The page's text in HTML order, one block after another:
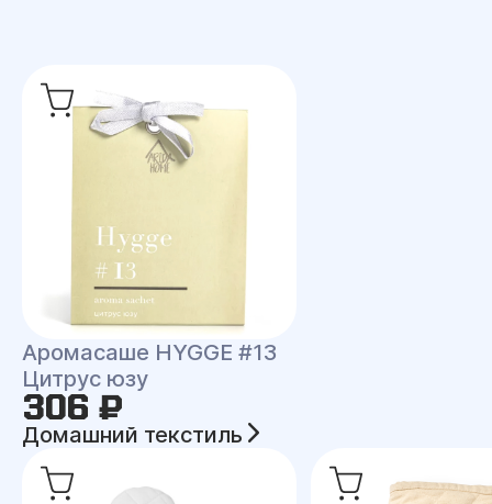
Аромасаше HYGGE #13
Цитрус юзу
306 ₽
Домашний текстиль